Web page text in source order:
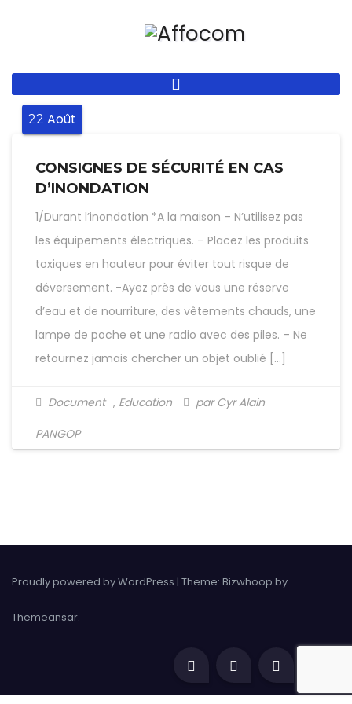
22 Août
CONSIGNES DE SÉCURITÉ EN CAS
D’INONDATION
1/Durant l’inondation *A la maison – N’utilisez pas
les équipements électriques. – Placez les produits
toxiques en hauteur pour éviter tout risque de
déversement. -Ayez près de vous une réserve
d’eau et de nourriture, des vêtements chauds, une
lampe de poche et une radio avec des piles. – Ne
retournez jamais chercher un objet oublié […]
Document , Education
par Cyr Alain
PANGOP
Proudly powered by WordPress | Theme: Bizwhoop by
Themeansar.